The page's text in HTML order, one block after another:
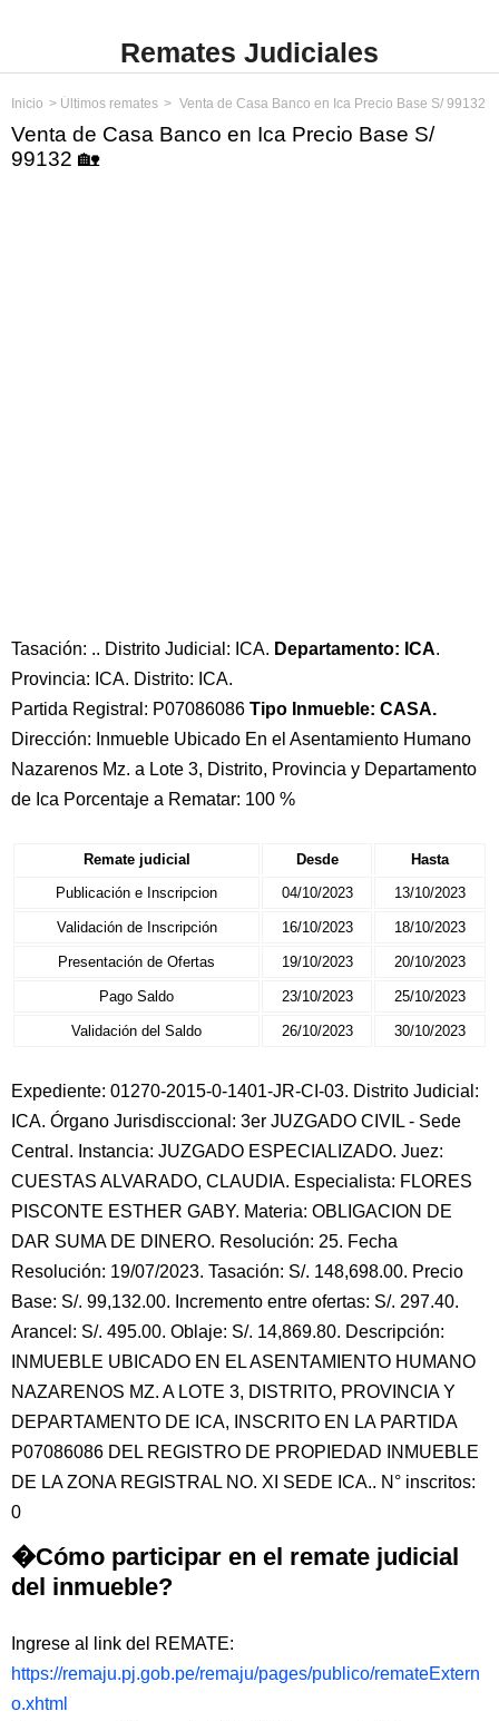
Remates Judiciales
Inicio Últimos remates Venta de Casa Banco en Ica Precio Base S/ 99132
Venta de Casa Banco en Ica Precio Base S/
99132 🏡
Tasación: .. Distrito Judicial: ICA. Departamento: ICA.
Provincia: ICA. Distrito: ICA.
Partida Registral: P07086086 Tipo Inmueble: CASA.
Dirección: Inmueble Ubicado En el Asentamiento Humano
Nazarenos Mz. a Lote 3, Distrito, Provincia y Departamento
de Ica Porcentaje a Rematar: 100 %
Remate judicial Desde
Hasta
Publicación e Inscripcion
04/10/2023 13/10/2023
Validación de Inscripción 16/10/2023 18/10/2023
Presentación de Ofertas 19/10/2023 20/10/2023
Pago Saldo 23/10/2023 25/10/2023
Validación del Saldo 26/10/2023 30/10/2023
Expediente: 01270-2015-0-1401-JR-CI-03. Distrito Judicial:
ICA. Órgano Jurisdisccional: 3er JUZGADO CIVIL - Sede
Central. Instancia: JUZGADO ESPECIALIZADO. Juez:
CUESTAS ALVARADO, CLAUDIA. Especialista: FLORES
PISCONTE ESTHER GABY. Materia: OBLIGACION DE
DAR SUMA DE DINERO. Resolución: 25. Fecha
Resolución: 19/07/2023. Tasación: S/. 148,698.00. Precio
Base: S/. 99,132.00. Incremento entre ofertas: S/. 297.40.
Arancel: S/. 495.00. Oblaje: S/. 14,869.80. Descripción:
INMUEBLE UBICADO EN EL ASENTAMIENTO HUMANO
NAZARENOS MZ. A LOTE 3, DISTRITO, PROVINCIA Y
DEPARTAMENTO DE ICA, INSCRITO EN LA PARTIDA
P07086086 DEL REGISTRO DE PROPIEDAD INMUEBLE
DE LA ZONA REGISTRAL NO. XI SEDE ICA.. N° inscritos:
0
�Cómo participar en el remate judicial
del inmueble?
Ingrese al link del REMATE:
https://remaju.pj.gob.pe/remaju/pages/publico/remateExtern
o.xhtml